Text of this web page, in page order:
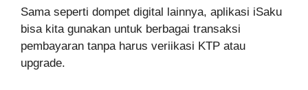
Sama seperti dompet digital lainnya, aplikasi iSaku
bisa kita gunakan untuk berbagai transaksi
pembayaran tanpa harus veriikasi KTP atau
upgrade.